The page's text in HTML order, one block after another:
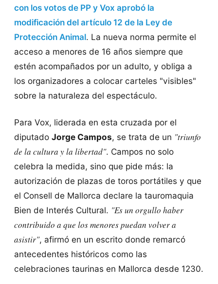
con los votos de PP y Vox aprobó la
modificación del artículo 12 de la Ley de
Protección Animal. La nueva norma permite el
acceso a menores de 16 años siempre que
estén acompañados por un adulto, y obliga a
los organizadores a colocar carteles "visibles"
sobre la naturaleza del espectáculo.
Para Vox, liderada en esta cruzada por el
diputado Jorge Campos, se trata de un "triunfo
de la cultura y la libertad". Campos no solo
celebra la medida, sino que pide más: la
autorización de plazas de toros portátiles y que
el Consell de Mallorca declare la tauromaquia
Bien de Interés Cultural. "Es un orgullo haber
contribuido a que los menores puedan volver a
asistir", afirmó en un escrito donde remarcó
antecedentes históricos como las
celebraciones taurinas en Mallorca desde 1230.